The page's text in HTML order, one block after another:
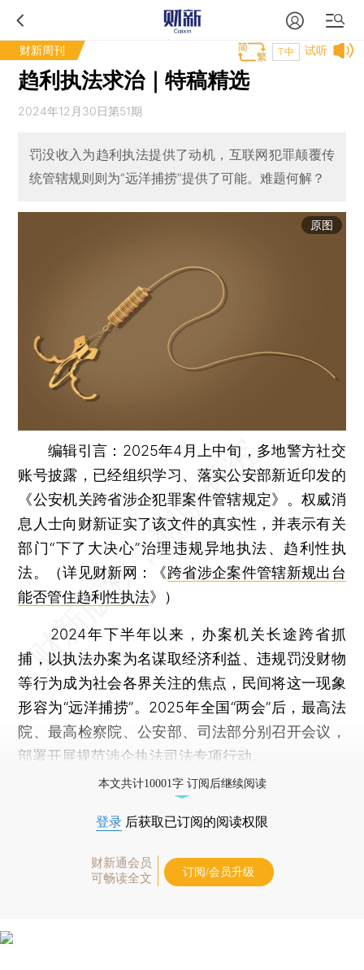
财新周刊 试听
T中
趋利执法求治｜特稿精选
2024年12月30日第51期
罚没收入为趋利执法提供了动机，互联网犯罪颠覆传
统管辖规则则为“远洋捕捞”提供了可能。难题何解？
原图
编辑引言： 2025年4月上中旬，多地警方社交
账号披露，已经组织学习、落实公安部新近印发的
《公安机关跨省涉企犯罪案件管辖规定》。权威消
息人士向财新证实了该文件的真实性，并表示有关
部门“下了大决心”治理违规异地执法、趋利性执
法。（详见财新网：《跨省涉企案件管辖新规出台
能否管住趋利性执法》）
2024年下半年以来，办案机关长途跨省抓
捕，以执法办案为名谋取经济利益、违规罚没财物
等行为成为社会各界关注的焦点，民间将这一现象
形容为“远洋捕捞”。2025年全国“两会”后，最高法
院、最高检察院、公安部、司法部分别召开会议，
部署开展规范涉企执法司法专项行动。
本文共计10001字 订阅后继续阅读
登录 后获取已订阅的阅读权限
财新通会员
可畅读全文
订阅/会员升级